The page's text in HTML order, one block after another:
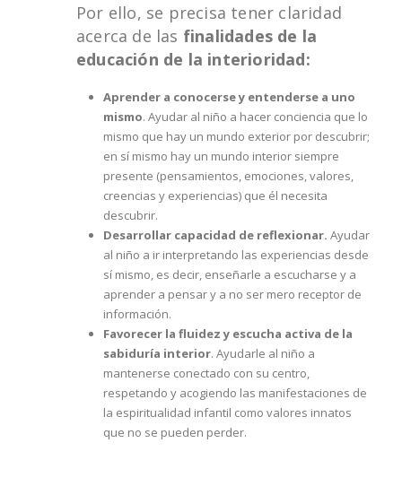
Por ello, se precisa tener claridad
acerca de las finalidades de la
educación de la interioridad:
Aprender a conocerse y entenderse a uno
mismo. Ayudar al niño a hacer conciencia que lo
mismo que hay un mundo exterior por descubrir;
en sí mismo hay un mundo interior siempre
presente (pensamientos, emociones, valores,
creencias y experiencias) que él necesita
descubrir.
Desarrollar capacidad de reflexionar. Ayudar
al niño a ir interpretando las experiencias desde
sí mismo, es decir, enseñarle a escucharse y a
aprender a pensar y a no ser mero receptor de
información.
Favorecer la fluidez y escucha activa de la
sabiduría interior. Ayudarle al niño a
mantenerse conectado con su centro,
respetando y acogiendo las manifestaciones de
la espiritualidad infantil como valores innatos
que no se pueden perder.